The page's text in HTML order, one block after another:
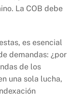
La COB debe
es esencial
demandas: ¿por
de los
una sola lucha,